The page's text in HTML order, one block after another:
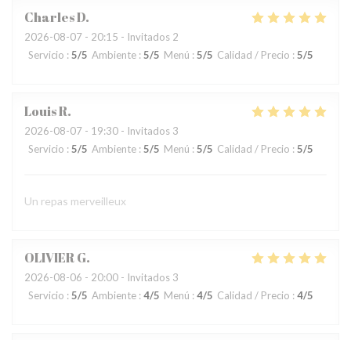
CharlesD
2026-08-07 - 20:15 - Invitados 2
Servicio : 5/5 Ambiente : 5/5 Menú : 5/5 Calidad / Precio : 5/5
LouisR
2026-08-07 - 19:30 - Invitados 3
Servicio : 5/5 Ambiente : 5/5 Menú : 5/5 Calidad / Precio : 5/5
Un repas merveilleux
OLIVIERG
2026-08-06 - 20:00 - Invitados 3
Servicio : 5/5 Ambiente : 4/5 Menú : 4/5 Calidad / Precio : 4/5